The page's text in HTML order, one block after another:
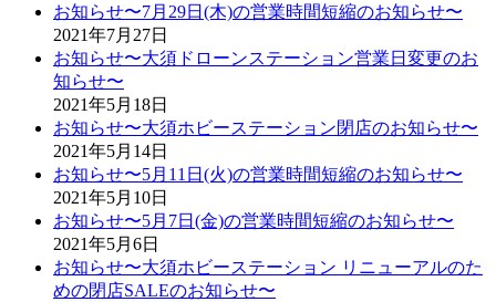
お知らせ〜7月29日(木)の営業時間短縮のお知らせ〜
2021年7月27日
お知らせ〜大須ドローンステーション営業日変更のお
知らせ〜
2021年5月18日
お知らせ〜大須ホビーステーション閉店のお知らせ〜
2021年5月14日
お知らせ〜5月11日(火)の営業時間短縮のお知らせ〜
2021年5月10日
お知らせ〜5月7日(金)の営業時間短縮のお知らせ〜
2021年5月6日
お知らせ〜大須ホビーステーション リニューアルのた
めの閉店SALEのお知らせ〜